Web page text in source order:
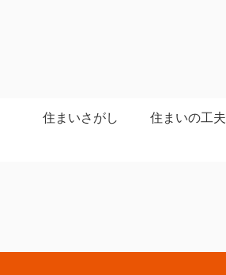
住まいさがし 住まいの工夫